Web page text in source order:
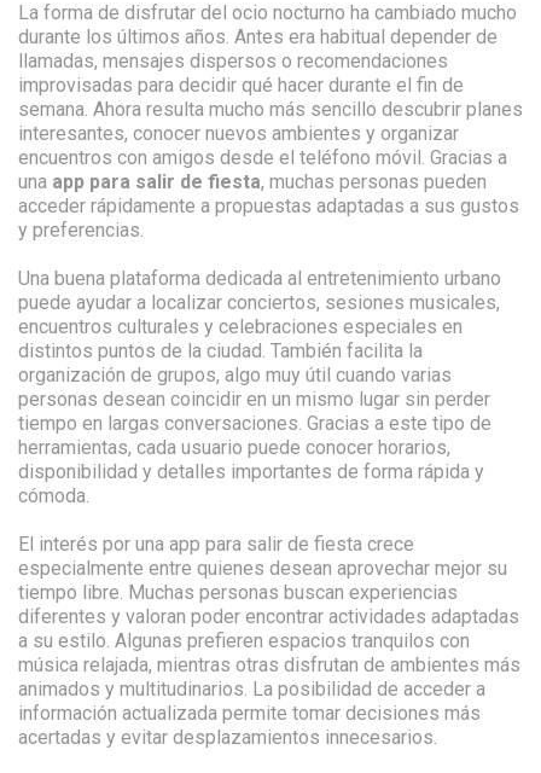
La forma de disfrutar del ocio nocturno ha cambiado mucho
durante los últimos años. Antes era habitual depender de
llamadas, mensajes dispersos o recomendaciones
improvisadas para decidir qué hacer durante el fin de
semana. Ahora resulta mucho más sencillo descubrir planes
interesantes, conocer nuevos ambientes y organizar
encuentros con amigos desde el teléfono móvil. Gracias a
una app para salir de fiesta, muchas personas pueden
acceder rápidamente a propuestas adaptadas a sus gustos
y preferencias.
Una buena plataforma dedicada al entretenimiento urbano
puede ayudar a localizar conciertos, sesiones musicales,
encuentros culturales y celebraciones especiales en
distintos puntos de la ciudad. También facilita la
organización de grupos, algo muy útil cuando varias
personas desean coincidir en un mismo lugar sin perder
tiempo en largas conversaciones. Gracias a este tipo de
herramientas, cada usuario puede conocer horarios,
disponibilidad y detalles importantes de forma rápida y
cómoda.
El interés por una app para salir de fiesta crece
especialmente entre quienes desean aprovechar mejor su
tiempo libre. Muchas personas buscan experiencias
diferentes y valoran poder encontrar actividades adaptadas
a su estilo. Algunas prefieren espacios tranquilos con
música relajada, mientras otras disfrutan de ambientes más
animados y multitudinarios. La posibilidad de acceder a
información actualizada permite tomar decisiones más
acertadas y evitar desplazamientos innecesarios.